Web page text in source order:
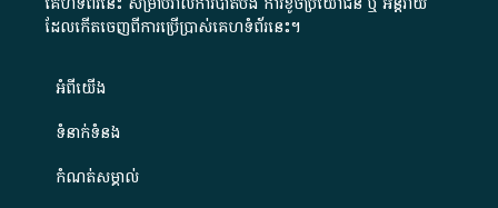
ដែលកើតចេញពីការប្រើប្រាស់គេហទំព័រនេះ។
អំពី​យើង​
ទំនាក់ទំនង
កំណត់សម្គាល់